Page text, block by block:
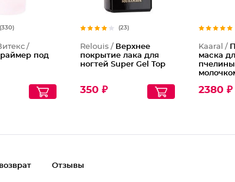
(330)
/
под
(23)
Relouis / Верхнее
покрытие лака для
ногтей Super Gel Top
350 ₽
Kaaral /
маска
2380 ₽
Отзывы